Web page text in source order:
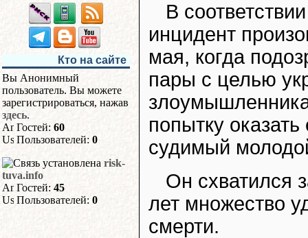
Кто на сайте
Вы Анонимный
пользователь. Вы можете
зарегистрироваться, нажав
здесь.
Гостей: 60
Пользователей: 0
risk-
tuva.info
Гостей: 45
Пользователей: 0
В
инцидент
мая, когда
пары с целью
попытку
судимый
Он схватился
лет множество
смерти.